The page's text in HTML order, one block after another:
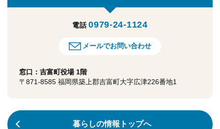
電話 0979-24-1124
メールでお問い合わせ
窓口：吉富町役場 1階
〒871-8585 福岡県築上郡吉富町大字広津226番地1
暮らしの情報トップへ